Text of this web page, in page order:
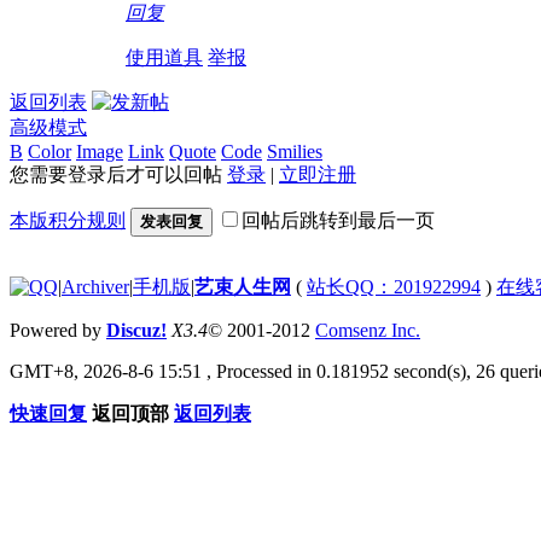
回复
使用道具 举报
返回列表
高级模式
B Color Image Link Quote Code Smilies
您需要登录后才可以回帖 登录 | 立即注册
本版积分规则 发表回复 回帖后跳转到最后一页
|Archiver|手机版|艺束人生网 ( 站长QQ：201922994 ) 在线
Powered by Discuz! X3.4© 2001-2012 Comsenz Inc.
GMT+8, 2026-8-6 15:51 , Processed in 0.181952 second(s), 26
快速回复 返回顶部 返回列表